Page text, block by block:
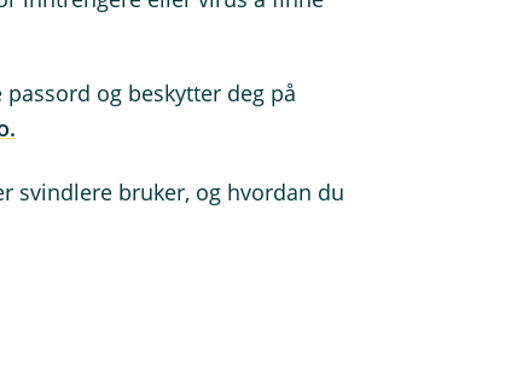
og beskytter deg på
svindlere bruker, og hvordan du